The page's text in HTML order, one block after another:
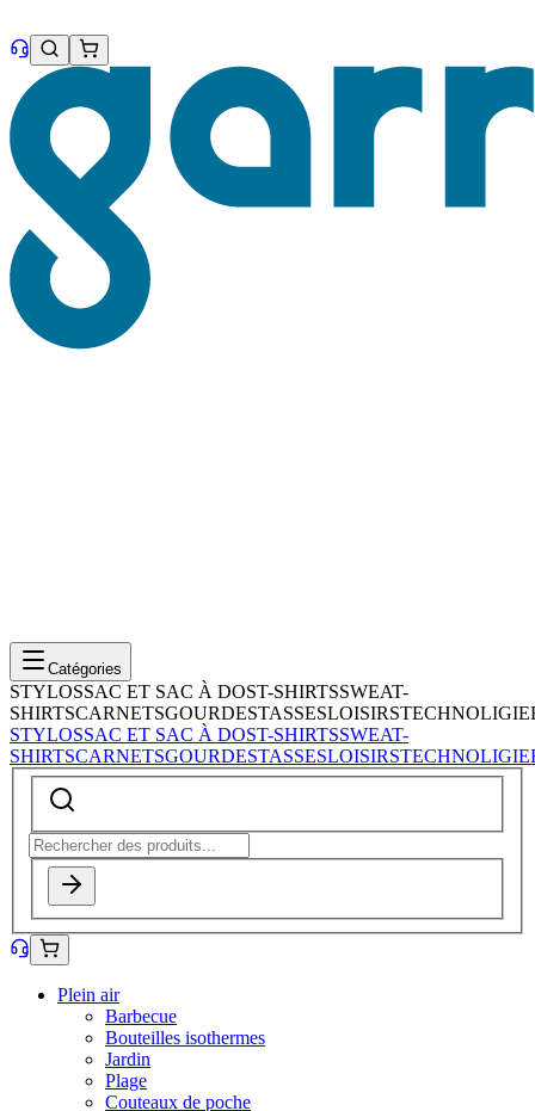
Catégories
STYLOSSAC ET SAC À DOST-SHIRTSSWEAT-
SHIRTSCARNETSGOURDESTASSESLOISIRSTECHNOLIGIE
STYLOSSAC ET SAC À DOST-SHIRTSSWEAT-
SHIRTSCARNETSGOURDESTASSESLOISIRSTECHNOLIGIE
Plein air
Barbecue
Bouteilles isothermes
Jardin
Plage
Couteaux de poche